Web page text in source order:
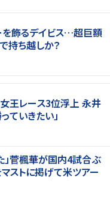
を飾るデイビス…超巨額
持ち越しか？
王レース3位浮上 永井
ていきたい」
」菅楓華が国内4試合ぶ
マストに掲げて米ツアー